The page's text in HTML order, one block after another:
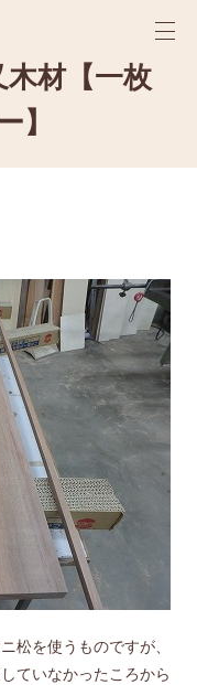
材【一枚
】
松を使うものですが、
ていなかったころから